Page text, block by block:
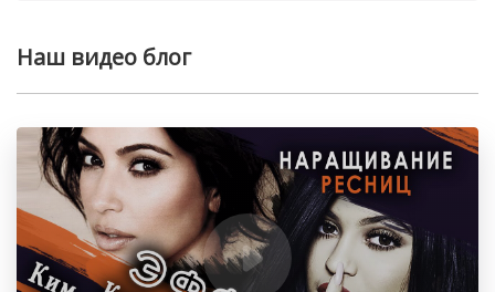
Наш видео блог